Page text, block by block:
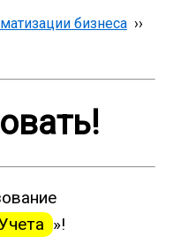
бизнеса ››
»!